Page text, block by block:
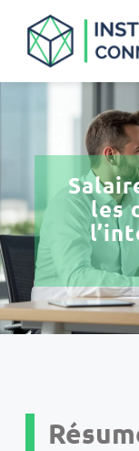
les